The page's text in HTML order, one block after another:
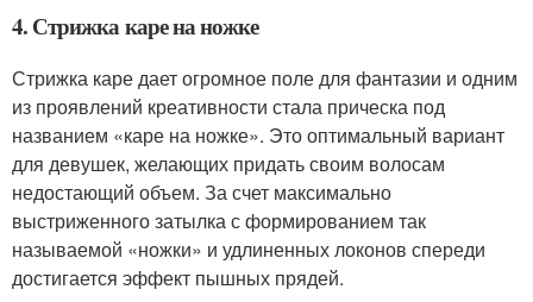
4. Стрижка каре на ножке
Стрижка каре дает огромное поле для фантазии и одним
из проявлений креативности стала прическа под
названием «каре на ножке». Это оптимальный вариант
для девушек, желающих придать своим волосам
недостающий объем. За счет максимально
выстриженного затылка с формированием так
называемой «ножки» и удлиненных локонов спереди
достигается эффект пышных прядей.